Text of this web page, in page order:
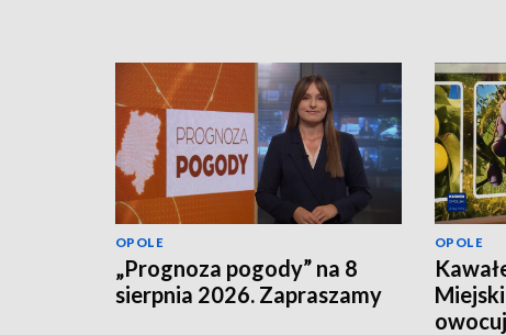
OPOLE
„Prognoza pogody” na 8
sierpnia 2026. Zapraszamy
OPOLE